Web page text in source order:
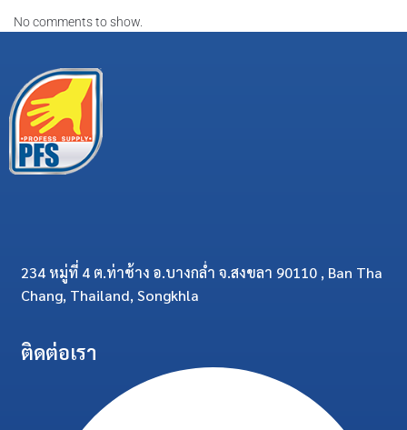
No comments to show.
234 หมู่ที่ 4 ต.ท่าช้าง อ.บางกล่ำ จ.สงขลา 90110 , Ban Tha
Chang, Thailand, Songkhla
ติดต่อเรา